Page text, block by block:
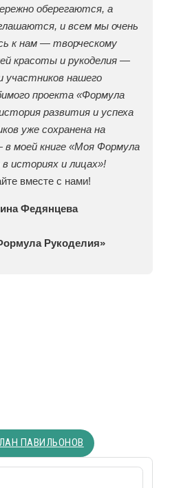
оберегаются, а
и всем мы очень
к нам — творческому
красоты и рукоделия —
участников нашего
проекта «Формула
развития и успеха
уже сохранена на
моей книге «Моя Формула
историях и лицах»!
вместе с нами!
Федянцева
Рукоделия»
ПАВИЛЬОНОВ